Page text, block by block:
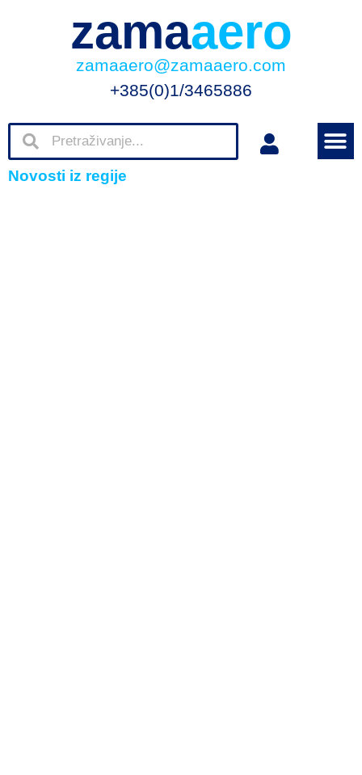
zamaaero
zamaaero@zamaaero.com
+385(0)1/3465886
Novosti iz regije